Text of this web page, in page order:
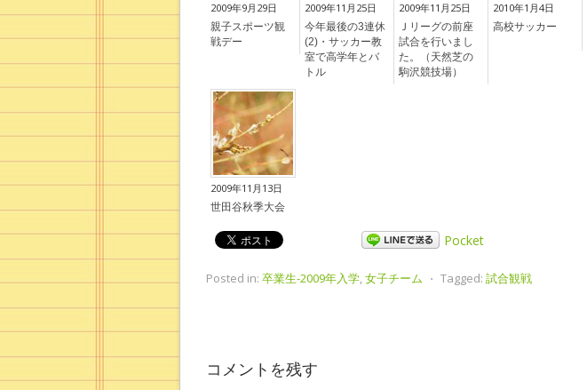
2009年9月29日
親子スポーツ観
戦デー
2009年11月25日
今年最後の3連休
(2)・サッカー教
室で高学年とバ
トル
2009年11月25日
Ｊリーグの前座
試合を行いまし
た。（天然芝の
駒沢競技場）
2010年1月4日
高校サッカー
2009年11月13日
世田谷秋季大会
Pocket
Posted in: 卒業生-2009年入学,女子チーム ⋅ Tagged: 試合観戦
コメントを残す